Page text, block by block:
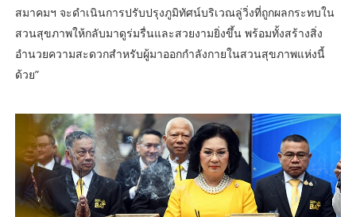
สมาคมฯ จะดำเนินการปรับปรุงภูมิทัศน์บริเวณลู่วิ่งที่ถูกผลกระทบใน
สวนสุขภาพให้กลับมาดูร่มรื่นและสวยงามยิ่งขึ้น พร้อมทั้งสร้างสิ่ง
อำนวยความสะดวกสำหรับผู้มาออกกำลังกายในสวนสุขภาพแห่งนี้
ด้วย”